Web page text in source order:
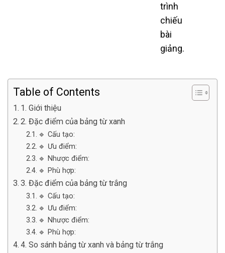
trình
chiếu
bài
giảng.
Table of Contents
1. Giới thiệu
2. Đặc điểm của bảng từ xanh
🔹 Cấu tạo:
🔹 Ưu điểm:
🔹 Nhược điểm:
🔹 Phù hợp:
3. Đặc điểm của bảng từ trắng
🔹 Cấu tạo:
🔹 Ưu điểm:
🔹 Nhược điểm:
🔹 Phù hợp:
4. So sánh bảng từ xanh và bảng từ trắng